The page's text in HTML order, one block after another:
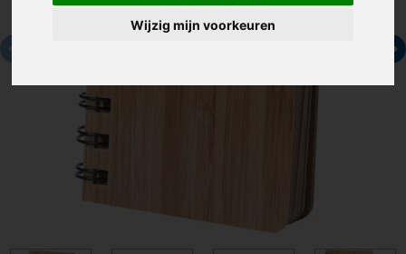
Wijzig mijn voorkeuren